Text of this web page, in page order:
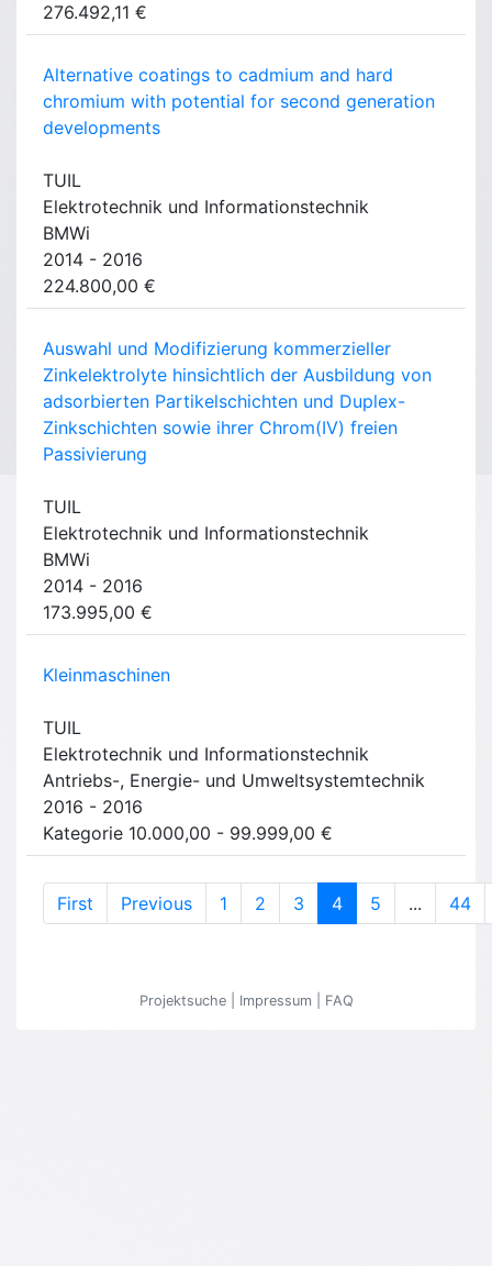
276.492,11 €
Alternative coatings to cadmium and hard
chromium with potential for second generation
developments
TUIL
Elektrotechnik und Informationstechnik
BMWi
2014 - 2016
224.800,00 €
Auswahl und Modifizierung kommerzieller
Zinkelektrolyte hinsichtlich der Ausbildung von
adsorbierten Partikelschichten und Duplex-
Zinkschichten sowie ihrer Chrom(IV) freien
Passivierung
TUIL
Elektrotechnik und Informationstechnik
BMWi
2014 - 2016
173.995,00 €
Kleinmaschinen
TUIL
Elektrotechnik und Informationstechnik
Antriebs-, Energie- und Umweltsystemtechnik
2016 - 2016
Kategorie 10.000,00 - 99.999,00 €
First Previous 1 2 3 4(current)
5 ... 44
Projektsuche Impressum FAQ